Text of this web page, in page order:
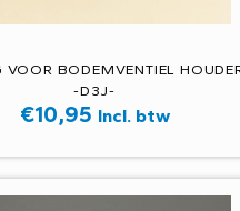
VOOR BODEMVENTIEL
-D3J-
€10,95 Incl. btw